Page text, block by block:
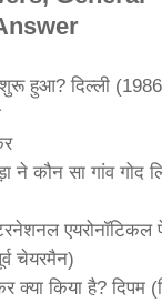
हुआ? दिल्ली
कौन सा गांव गोद
चेयरमैन)
क्या किया है? दिपम